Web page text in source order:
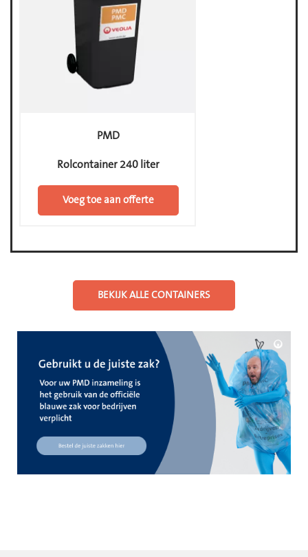
PMD
Rolcontainer 240 liter
Voeg toe aan offerte
BEKIJK ALLE CONTAINERS